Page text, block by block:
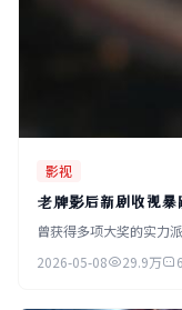
影视
老牌影后新剧收视
曾获得多项大奖的实力
2026-05-08
29.9万